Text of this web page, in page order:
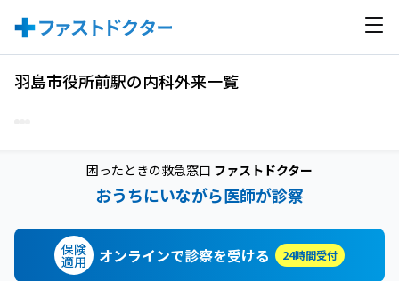
羽島市役所前駅の内科外来一覧
困ったときの救急窓口 ファストドクター
おうちにいながら医師が診察
保険
適用 オンラインで診察を受ける 24時間受付